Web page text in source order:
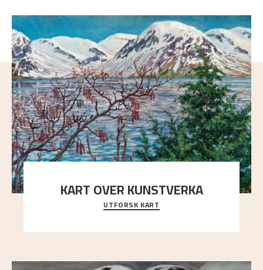
KART OVER KUNSTVERKA
Utforsk stedene og utsiktene i Astrups malerier
UTFORSK KART